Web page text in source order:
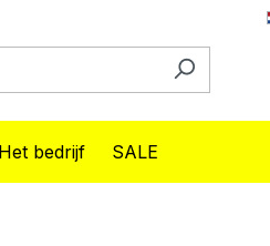
Het bedrijf SALE